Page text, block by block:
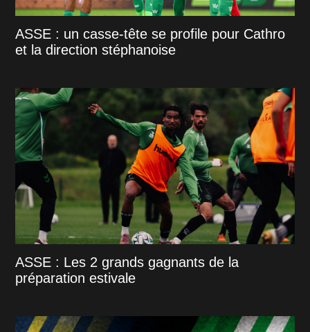
ASSE : un casse-tête se profile pour Cathro
et la direction stéphanoise
ASSE : Les 2 grands gagnants de la
préparation estivale